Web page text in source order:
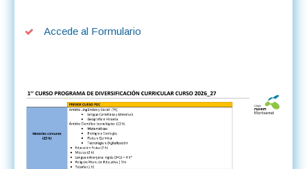
Accede al Formulario